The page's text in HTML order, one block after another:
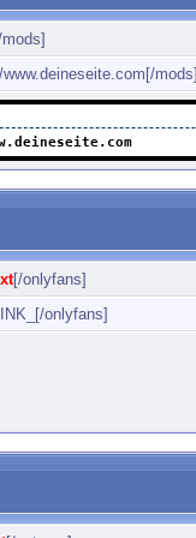
[/onlyfans]
onlyfans]